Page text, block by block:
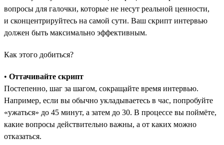
вопросы для галочки, которые не несут реальной ценности,
и сконцентрируйтесь на самой сути. Ваш скрипт интервью
должен быть максимально эффективным.
Как этого добиться?
• Оттачивайте скрипт
Постепенно, шаг за шагом, сокращайте время интервью.
Например, если вы обычно укладываетесь в час, попробуйте
«ужаться» до 45 минут, а затем до 30. В процессе вы поймёте,
какие вопросы действительно важны, а от каких можно
отказаться.